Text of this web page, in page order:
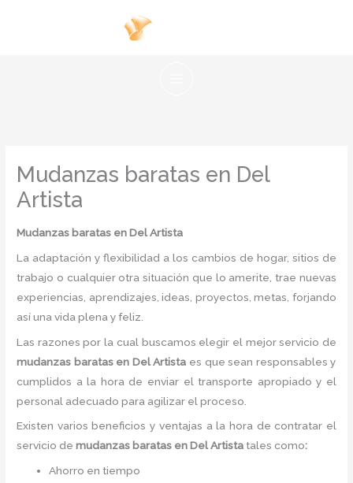
Mudanzas baratas en Del
Artista
Mudanzas baratas en Del Artista
La adaptación y flexibilidad a los cambios de hogar, sitios de
trabajo o cualquier otra situación que lo amerite, trae nuevas
experiencias, aprendizajes, ideas, proyectos, metas, forjando
así una vida plena y feliz.
Las razones por la cual buscamos elegir el mejor servicio de
mudanzas baratas en Del Artista es que sean responsables y
cumplidos a la hora de enviar el transporte apropiado y el
personal adecuado para agilizar el proceso.
Existen varios beneficios y ventajas a la hora de contratar el
servicio de mudanzas baratas en Del Artista tales como:
Ahorro en tiempo